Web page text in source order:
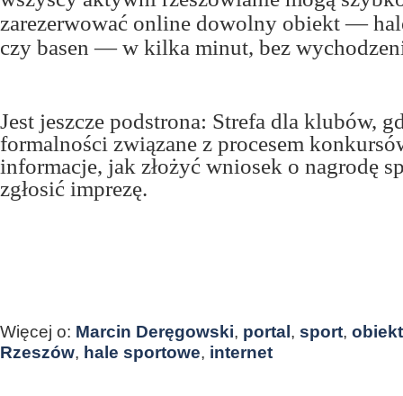
zarezerwować online dowolny obiekt —
czy basen — w kilka minut, bez
Jest jeszcze podstrona: Strefa dla klubów,
formalności związane z procesem
informacje, jak złożyć wniosek o nagrodę
zgłosić imprezę.
Więcej o: Marcin Deręgowski, portal , sport,
Rzeszów, hale sportowe, internet